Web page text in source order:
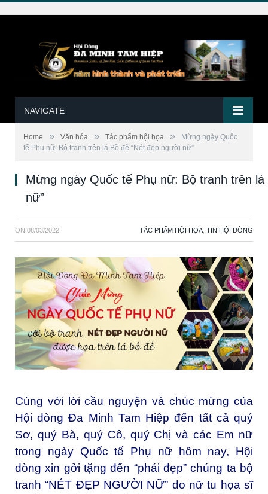
NAVIGATE
Home » Văn hóa » Tác phẩm hội họa »
Mừng ngày Quốc
tế Phụ nữ: Bộ tranh trên lá Bồ đề “Nét đẹp người nữ”
Mừng ngày Quốc tế Phụ nữ: Bộ tranh trên
nữ”
ON 08/03/2022 TÁC PHẨM HỘI HỌA TIN HỘI DÒNG
Cùng với lời cầu nguyện và chúc mừng của
Hội dòng Đa Minh Tam Hiệp đến tất cả quý
Sơ, quý Bà, quý Cô, quý Chị và các Em nữ
trong ngày Quốc tế Phụ nữ hôm nay, Hội
dòng xin gởi tặng đến “phái đẹp” chúng ta bộ
tranh “NÉT ĐẸP NGƯỜI NỮ” do nữ tu họa sĩ